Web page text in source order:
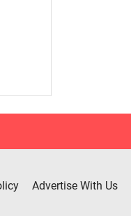
Advertise With Us